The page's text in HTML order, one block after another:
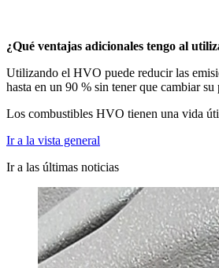
¿Qué ventajas adicionales tengo al
Utilizando el HVO puede reducir las
hasta en un 90 % sin tener que cambiar su
Los combustibles HVO tienen una vida
Ir a la vista general
Ir a las últimas noticias